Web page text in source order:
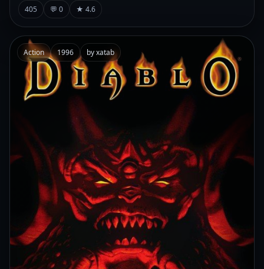
405 💬 0 ★ 4.6
Action 1996 by xatab